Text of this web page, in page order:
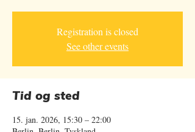
Registration is closed
See other events
Tid og sted
15. jan. 2026, 15:30 – 22:00